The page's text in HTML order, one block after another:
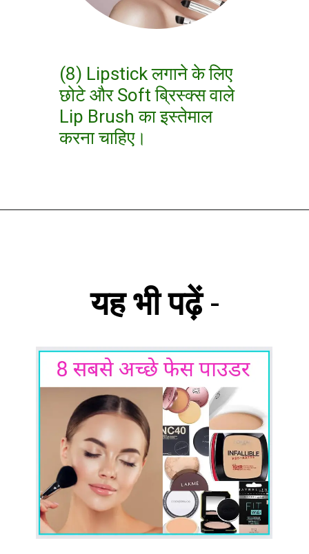
(8) Lipstick लगाने के लिए
छोटे और Soft ब्रिस्क्स वाले
Lip Brush का इस्तेमाल
करना चाहिए।
यह भी पढ़ें-